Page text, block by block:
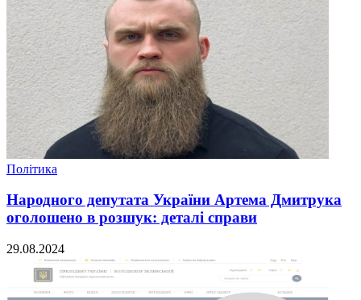
Політика
Народного депутата України Артема Дмитрука
оголошено в розшук: деталі справи
29.08.2024